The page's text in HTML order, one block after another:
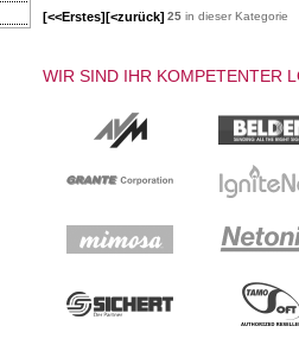
[<<Erstes][<zurück] 25 in dieser Kategorie
WIR SIND IHR KOMPETENTER